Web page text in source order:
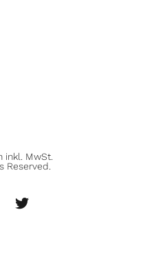
inkl. MwSt.
Reserved.